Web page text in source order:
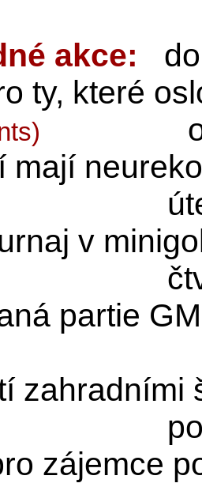
akce:
ty, které
mají
v
partie
zahradními
zájemce